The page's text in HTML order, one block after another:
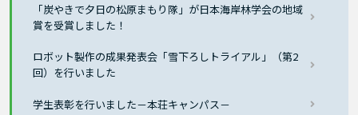
「炭やきで夕日の松原まもり隊」が日本海岸林学会の地域
賞を受賞しました！
ロボット製作の成果発表会「雪下ろしトライアル」（第2
回）を行いました
学生表彰を行いました－本荘キャンパス－